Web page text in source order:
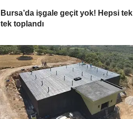
Bursa’da işgale geçit yok! Hepsi tek
tek toplandı